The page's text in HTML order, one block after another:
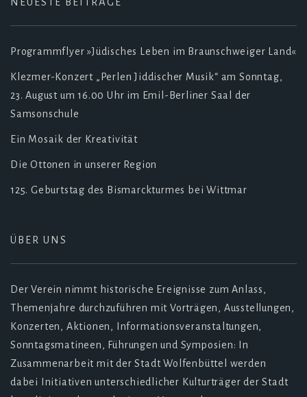
Programmflyer »Jüdisches Leben im Braunschweiger Land«
Klezmer-Konzert „Perlen Jiddischer Musik“ am Sonntag,
23. August um 16.00 Uhr im Emil-Berliner Saal der
Samsonschule
Ein Mosaik der Kreativität
Die Ottonen in unserer Region
125. Geburtstag des Bismarckturmes bei Wittmar
ÜBER UNS
Der Verein nimmt historische Ereignisse zum Anlass,
Themenjahre durchzuführen mit Vorträgen, Ausstellungen,
Konzerten, Aktionen, Informationsveranstaltungen,
Sonntagsmatineen, Führungen und Symposien: In
Zusammenarbeit mit der Stadt Wolfenbüttel werden
dabei Initiativen unterschiedlicher Kulturträger der Stadt